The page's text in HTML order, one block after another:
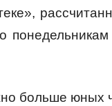
больше юных